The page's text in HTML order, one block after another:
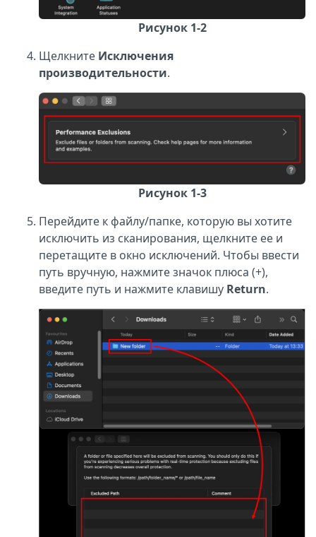
Рисунок 1-2
Щелкните Исключения
производительности.
Рисунок 1-3
Перейдите к файлу/папке, которую вы хотите
исключить из сканирования, щелкните ее и
перетащите в окно исключений. Чтобы ввести
путь вручную, нажмите значок плюса (+),
введите путь и нажмите клавишу Return.